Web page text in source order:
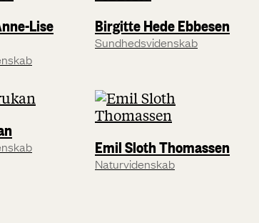
Lise
Birgitte Hede Ebbesen
Sundhedsvidenskab
Emil Sloth Thomassen
Naturvidenskab